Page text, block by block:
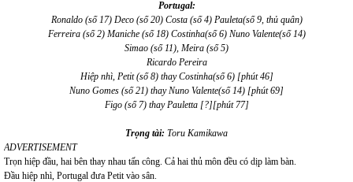
Portugal:
Ronaldo (số 17) Deco (số 20) Costa (số 4) Pauleta(số 9, thủ quân)
Ferreira (số 2) Maniche (số 18) Costinha(số 6) Nuno Valente(số 14)
Simao (số 11), Meira (số 5)
Ricardo Pereira
Hiệp nhì, Petit (số 8) thay Costinha(số 6) [phút 46]
Nuno Gomes (số 21) thay Nuno Valente(số 14) [phút 69]
Figo (số 7) thay Pauletta [?][phút 77]
Trọng tài: Toru Kamikawa
ADVERTISEMENT
Trọn hiệp đầu, hai bên thay nhau tấn công. Cả hai thủ môn đều có dịp làm bàn.
Đầu hiệp nhì, Portugal đưa Petit vào sân.